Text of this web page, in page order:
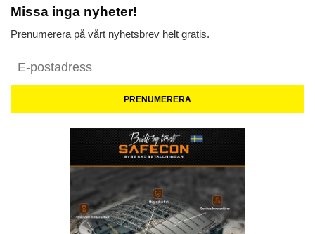
Missa inga nyheter!
Prenumerera på vårt nyhetsbrev helt gratis.